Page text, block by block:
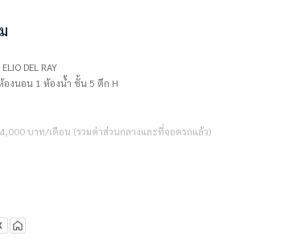
DEL RAY
องนอน 1 ห้องน้ำ ชั้น 5 ตึก H
บาท/เดือน (รวมค่าส่วนกลางและที่จอดรถแล้ว)
ดือน